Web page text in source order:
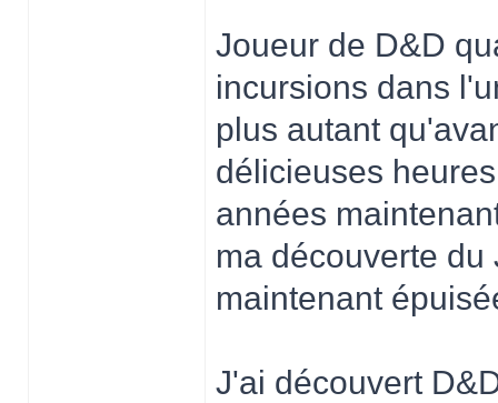
Joueur de D&D
incursions dans
plus autant
délicieuses
années
ma découverte
maintenant
J'ai découvert